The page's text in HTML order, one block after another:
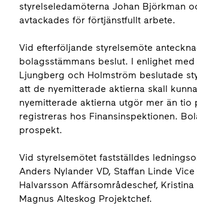
styrelseledamöterna Johan Björkman
avtackades för förtjänstfullt arbete.
Vid efterföljande styrelsemöte
bolagsstämmans beslut. I enlighet
Ljungberg och Holmström beslutade
att de nyemitterade aktierna skall
nyemitterade aktierna utgör mer än
registreras hos Finansinspektionen.
prospekt.
Vid styrelsemötet fastställdes
Anders Nylander VD, Staffan Linde
Halvarsson Affärsområdeschef,
Magnus Alteskog Projektchef.